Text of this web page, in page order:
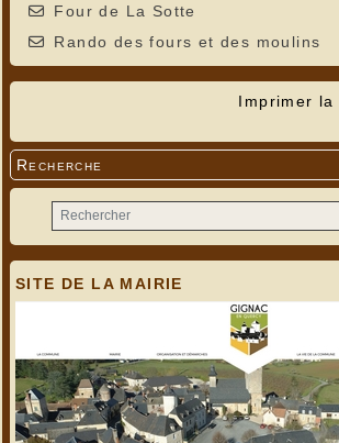
Four de La Sotte
Rando des fours et des moulins
Imprimer la
Recherche
SITE DE LA MAIRIE